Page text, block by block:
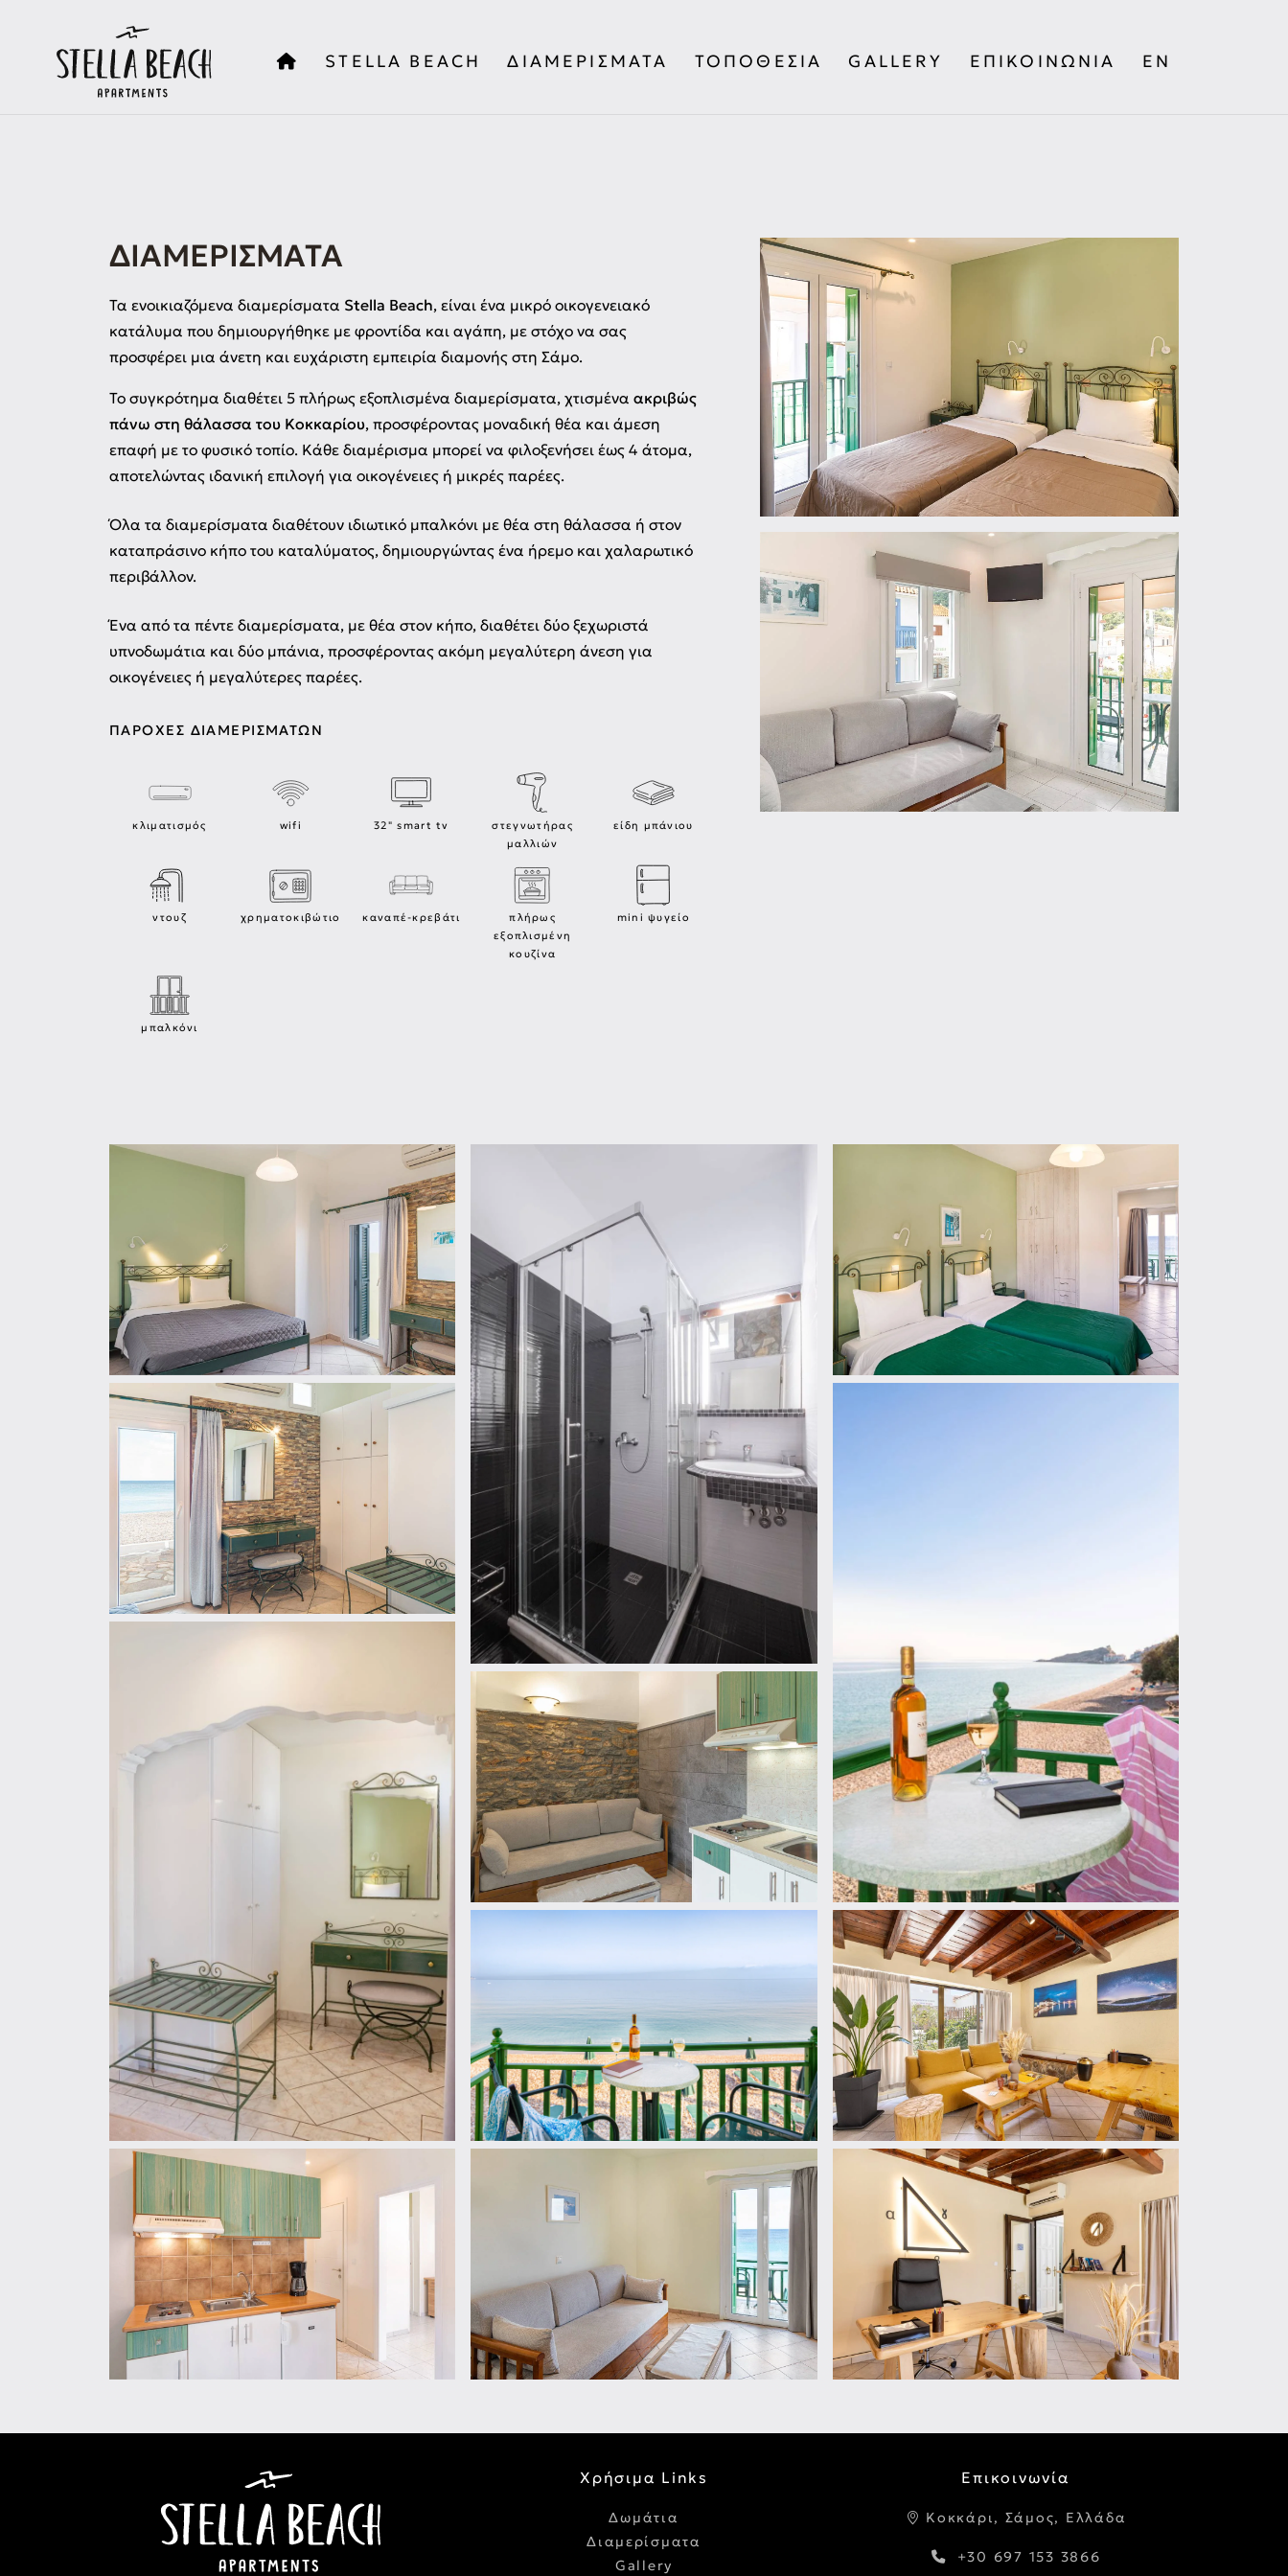
STELLA BEACH ΔΙΑΜΕΡΊΣΜΑΤΑ ΤΟΠΟΘΕΣΊΑ GALLERY ΕΠΙΚΟΙΝΩΝΊΑ EN
ΔΙΑΜΕΡΊΣΜΑΤΑ
Τα ενοικιαζόμενα διαμερίσματα Stella Beach, είναι ένα μικρό οικογενειακό
κατάλυμα που δημιουργήθηκε με φροντίδα και αγάπη, με στόχο να σας
προσφέρει μια άνετη και ευχάριστη εμπειρία διαμονής στη Σάμο.
Το συγκρότημα διαθέτει 5 πλήρως εξοπλισμένα διαμερίσματα, χτισμένα ακριβώς
πάνω στη θάλασσα του Κοκκαρίου, προσφέροντας μοναδική θέα και άμεση
επαφή με το φυσικό τοπίο. Κάθε διαμέρισμα μπορεί να φιλοξενήσει έως 4 άτομα,
αποτελώντας ιδανική επιλογή για οικογένειες ή μικρές παρέες.
Όλα τα διαμερίσματα διαθέτουν ιδιωτικό μπαλκόνι με θέα στη θάλασσα ή στον
καταπράσινο κήπο του καταλύματος, δημιουργώντας ένα ήρεμο και χαλαρωτικό
περιβάλλον.
Ένα από τα πέντε διαμερίσματα, με θέα στον κήπο, διαθέτει δύο ξεχωριστά
υπνοδωμάτια και δύο μπάνια, προσφέροντας ακόμη μεγαλύτερη άνεση για
οικογένειες ή μεγαλύτερες παρέες.
ΠΑΡΟΧΈΣ ΔΙΑΜΕΡΙΣΜΆΤΩΝ
κλιματισμός wifi 32" smart tv
στεγνωτήρας
μαλλιών
είδη μπάνιου
ντουζ χρηματοκιβώτιο καναπέ-κρεβάτι
πλήρως
εξοπλισμένη
κουζίνα
mini ψυγείο
μπαλκόνι
Χρήσιμα Links
Δωμάτια
Διαμερίσματα
Gallery
Επικοινωνία
Κοκκάρι, Σάμος, Ελλάδα
+30 697 153 3866